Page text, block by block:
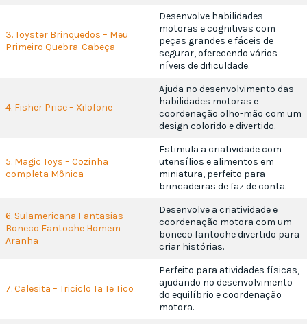
3. Toyster Brinquedos – Meu
Primeiro Quebra-Cabeça
Desenvolve habilidades
motoras e cognitivas com
peças grandes e fáceis de
segurar, oferecendo vários
níveis de dificuldade.
4. Fisher Price – Xilofone
Ajuda no desenvolvimento das
habilidades motoras e
coordenação olho-mão com um
design colorido e divertido.
5. Magic Toys – Cozinha
completa Mônica
Estimula a criatividade com
utensílios e alimentos em
miniatura, perfeito para
brincadeiras de faz de conta.
6. Sulamericana Fantasias –
Boneco Fantoche Homem
Aranha
Desenvolve a criatividade e
coordenação motora com um
boneco fantoche divertido para
criar histórias.
7. Calesita – Triciclo Ta Te Tico
Perfeito para atividades físicas,
ajudando no desenvolvimento
do equilíbrio e coordenação
motora.